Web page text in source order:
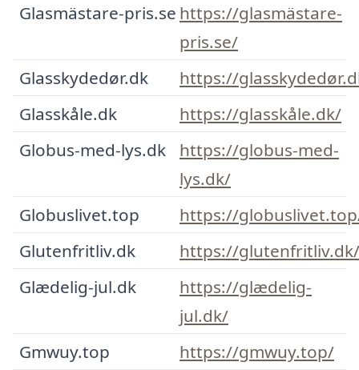
Glasmästare-pris.se https://glasmästare-
pris.se/
Glasskydedør.dk
https://
Glasskåle.dk
https://glasskåle.dk/
Globus-med-lys.dk
https://globus-med-
lys.dk/
Globuslivet.top
https://
Glutenfritliv.dk
https://glutenfritliv.dk/
Glædelig-jul.dk
https://glædelig-
jul.dk/
Gmwuy.top
https://gmwuy.top/